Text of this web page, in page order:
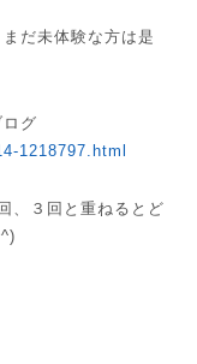
だ未体験な方は是
グ
1218797.html
、３回と重ねるとど